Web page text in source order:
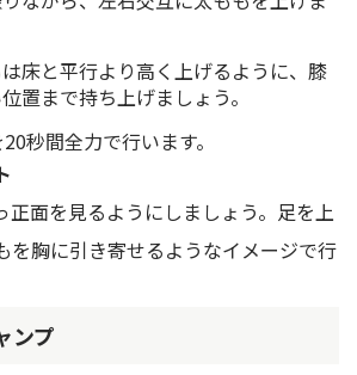
床と平行より高く上げるように、膝
置まで持ち上げましょう。
秒間全力で行います。
正面を見るようにしましょう。足を上
を胸に引き寄せるようなイメージで行
ンプ